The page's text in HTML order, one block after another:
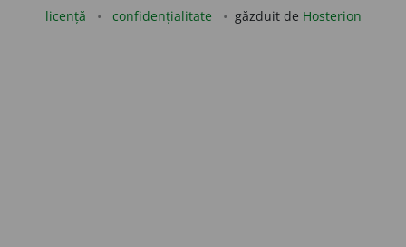
licență confidențialitate găzduit de Hosterion